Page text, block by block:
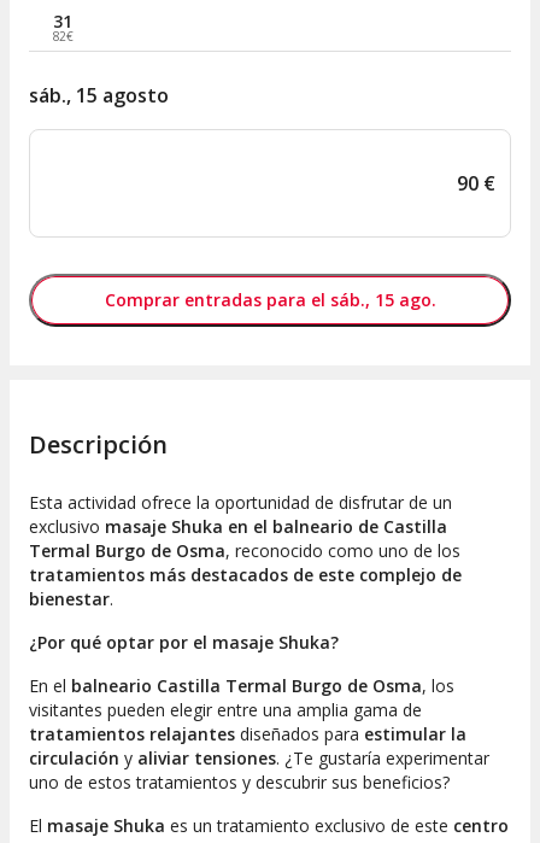
31
82€
sáb., 15 agosto
90 €
Comprar entradas para el sáb., 15 ago.
Descripción
Esta actividad ofrece la oportunidad de disfrutar de un
exclusivo masaje Shuka en el balneario de Castilla
Termal Burgo de Osma, reconocido como uno de los
tratamientos más destacados de este complejo de
bienestar.
¿Por qué optar por el masaje Shuka?
En el balneario Castilla Termal Burgo de Osma, los
visitantes pueden elegir entre una amplia gama de
tratamientos relajantes diseñados para estimular la
circulación y aliviar tensiones. ¿Te gustaría experimentar
uno de estos tratamientos y descubrir sus beneficios?
El masaje Shuka es un tratamiento exclusivo de este centro